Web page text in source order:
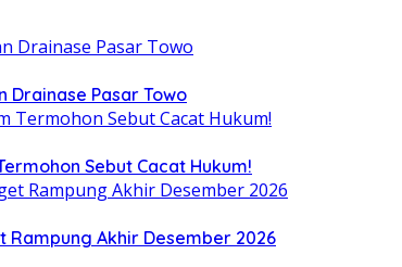
Drainase Pasar Towo
Sebut Cacat Hukum!
Rampung Akhir Desember 2026